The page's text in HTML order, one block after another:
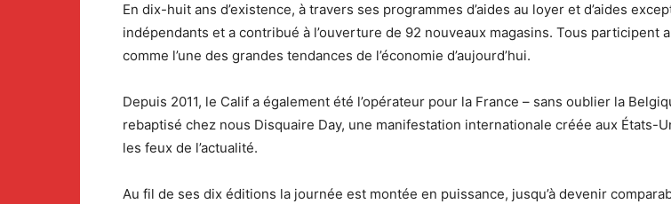
En dix-huit ans d’existence, à travers ses programmes d’aides au loyer et d’aides
indépendants et a contribué à l’ouverture de 92 nouveaux magasins. Tous
comme l’une des grandes tendances de l’économie d’aujourd’hui.
Depuis 2011, le Calif a également été l’opérateur pour la France – sans oublier la
rebaptisé chez nous Disquaire Day, une manifestation internationale créée aux
les feux de l’actualité.
Au fil de ses dix éditions la journée est montée en puissance, jusqu’à devenir